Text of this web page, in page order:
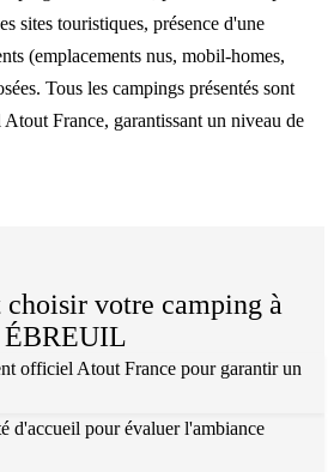
sites touristiques, présence d'une
(emplacements nus, mobil-homes,
Tous les campings présentés sont
Atout France, garantissant un niveau de
votre camping à
ÉBREUIL
officiel Atout France pour garantir un
d'accueil pour évaluer l'ambiance